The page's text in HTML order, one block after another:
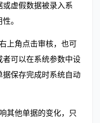
虚假数据被录入系
。
可以在系统参数中设
保存完成时系统自动